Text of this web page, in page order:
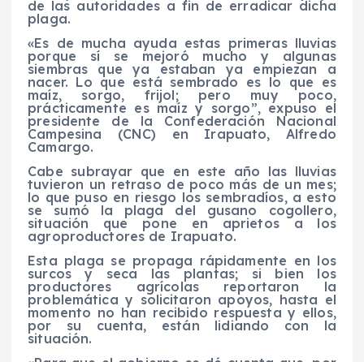
de las autoridades a fin de erradicar dicha
plaga.
«Es de mucha ayuda estas primeras lluvias
porque sí se mejoró mucho y algunas
siembras que ya estaban ya empiezan a
nacer. Lo que está sembrado es lo que es
maíz, sorgo, frijol; pero muy poco,
prácticamente es maíz y sorgo”, expuso el
presidente de la Confederación Nacional
Campesina (CNC) en Irapuato, Alfredo
Camargo.
Cabe subrayar que en este año las lluvias
tuvieron un retraso de poco más de un mes;
lo que puso en riesgo los sembradíos, a esto
se sumó la plaga del gusano cogollero,
situación que pone en aprietos a los
agroproductores de Irapuato.
Esta plaga se propaga rápidamente en los
surcos y seca las plantas; si bien los
productores agrícolas reportaron la
problemática y solicitaron apoyos, hasta el
momento no han recibido respuesta y ellos,
por su cuenta, están lidiando con la
situación.